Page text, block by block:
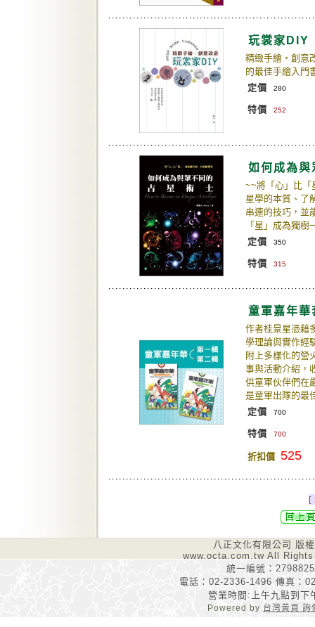
玩裳家DIY
精緻手繪‧創意
的最佳手繪入門
定價
280
特價 252
如何成為與
~~將「心」比「
星學的本質、了
串連的技巧，並
「星」成為獨
定價
350
特價 315
童軍嘉年華
作者桂景星憑藉
學理論與實作經
附上多樣化的營
事與活動介紹，
供童軍伙伴們在
是童軍出隊的
定價
700
特價 700
折扣價 525
[
八正文化有限公司 版
www.octa.com.tw All
統一編號：
電話：02-2336-1496 傳真：
營業時間:上午九點到下
Powered by 台灣黃頁 詢